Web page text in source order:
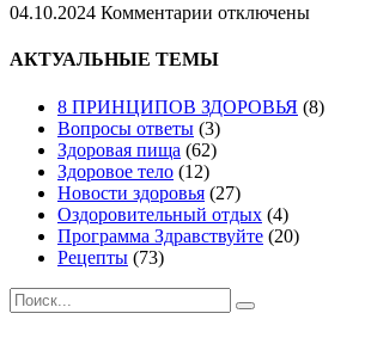
УСЛОВИЯХ
04.10.2024 Комментарии к
КАК
БРЮССЕЛЬСКУЮ
капусту
ВКУСНО
?
отключены
АКТУАЛЬНЫЕ ТЕМЫ
8 ПРИНЦИПОВ ЗДОРОВЬЯ (8)
Вопросы ответы (3)
Здоровая пища (62)
Здоровое тело (12)
Новости здоровья (27)
Оздоровительный отдых (4)
Программа Здравствуйте (20)
Рецепты (73)
Поиск